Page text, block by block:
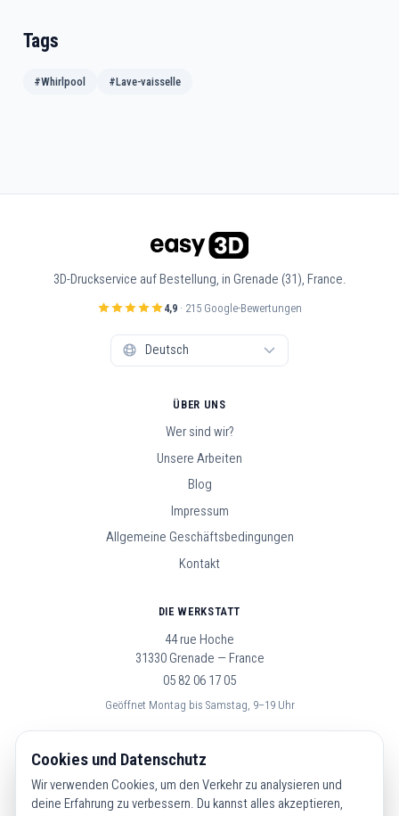
Tags
#Whirlpool #Lave-vaisselle
3D-Druckservice auf Bestellung, in Grenade (31), France.
4,9· 215 Google-Bewertungen
ÜBER UNS
Wer sind wir?
Unsere Arbeiten
Blog
Impressum
Allgemeine Geschäftsbedingungen
Kontakt
DIE WERKSTATT
44 rue Hoche
31330 Grenade — France
05 82 06 17 05
Geöffnet Montag bis Samstag, 9–19 Uhr
FOLGE UNS
Cookies und Datenschutz
Wir verwenden Cookies, um den Verkehr zu analysieren und
deine Erfahrung zu verbessern. Du kannst alles akzeptieren,